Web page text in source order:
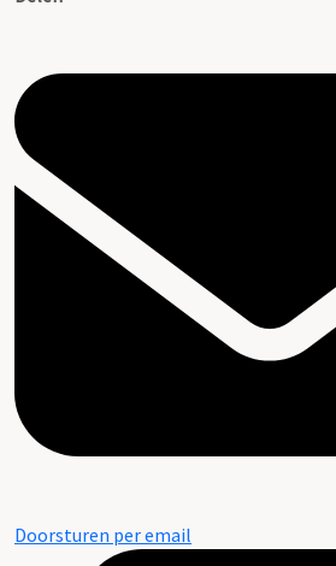
Doorsturen per email